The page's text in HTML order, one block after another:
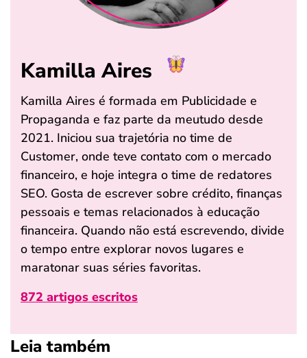
Kamilla Aires
Kamilla Aires é formada em Publicidade e
Propaganda e faz parte da meutudo desde
2021. Iniciou sua trajetória no time de
Customer, onde teve contato com o mercado
financeiro, e hoje integra o time de redatores
SEO. Gosta de escrever sobre crédito, finanças
pessoais e temas relacionados à educação
financeira. Quando não está escrevendo, divide
o tempo entre explorar novos lugares e
maratonar suas séries favoritas.
872 artigos escritos
Leia também